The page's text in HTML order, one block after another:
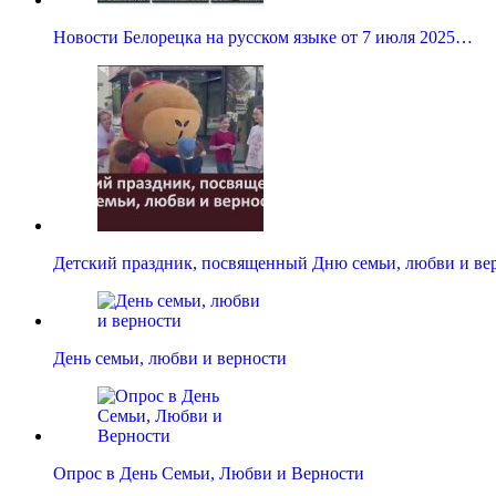
Новости Белорецка на русском языке от 7 июля 2025…
Детский праздник, посвященный Дню семьи, любви и
День семьи, любви и верности
Опрос в День Семьи, Любви и Верности